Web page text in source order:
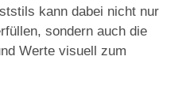
kann dabei nicht nur
sondern auch die
Werte visuell zum